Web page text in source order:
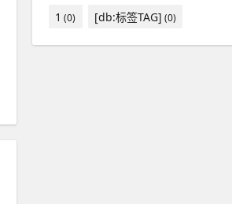
1 (0) [db:标签TAG] (0)